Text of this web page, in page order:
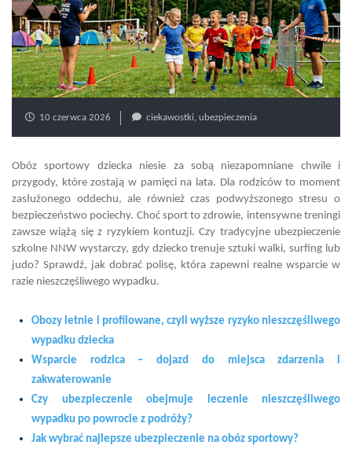
10 czerwca 2026 ciekawostki, ubezpieczenia
Obóz sportowy dziecka niesie za sobą niezapomniane chwile i
przygody, które zostają w pamięci na lata. Dla rodziców to moment
zasłużonego oddechu, ale również czas podwyższonego stresu o
bezpieczeństwo pociechy. Choć sport to zdrowie, intensywne treningi
zawsze wiążą się z ryzykiem kontuzji. Czy tradycyjne ubezpieczenie
szkolne NNW wystarczy, gdy dziecko trenuje sztuki walki, surfing lub
judo? Sprawdź, jak dobrać polisę, która zapewni realne wsparcie w
razie nieszczęśliwego wypadku.
Obozy letnie i profilowane, czyli wyższe ryzyko nieszczęśliwego
wypadku dziecka
Wsparcie rodzica – dojazd do miejsca zdarzenia i
zakwaterowanie
Czy ubezpieczenie obejmuje leczenie nieszczęśliwego
wypadku po powrocie z podróży?
Jak wybrać najlepsze ubezpieczenie na obóz sportowy?